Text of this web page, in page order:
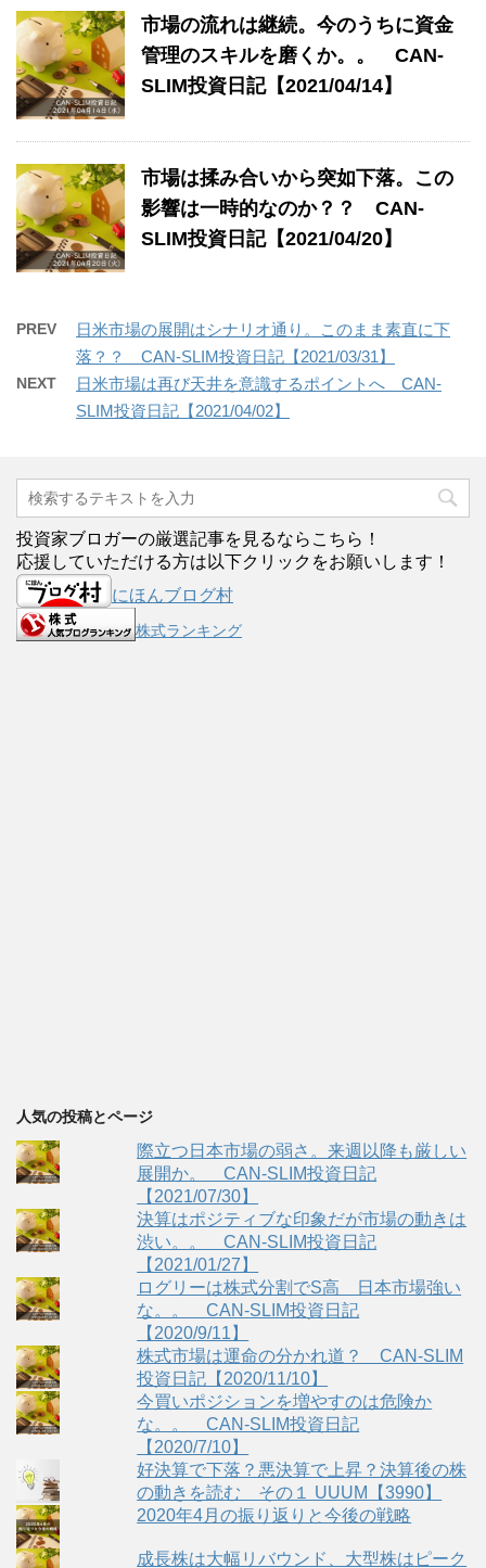
市場の流れは継続。今のうちに資金
管理のスキルを磨くか。。 CAN-
SLIM投資日記【2021/04/14】
市場は揉み合いから突如下落。この
影響は一時的なのか？？ CAN-
SLIM投資日記【2021/04/20】
PREV
日米市場の展開はシナリオ通り。このまま素直に下
落？？ CAN-SLIM投資日記【2021/03/31】
NEXT
日米市場は再び天井を意識するポイントへ CAN-
SLIM投資日記【2021/04/02】
投資家ブロガーの厳選記事を見るならこちら！
応援していただける方は以下クリックをお願いします！
にほんブログ村
株式ランキング
人気の投稿とページ
際立つ日本市場の弱さ。来週以降も厳しい
展開か。 CAN-SLIM投資日記
【2021/07/30】
決算はポジティブな印象だが市場の動きは
渋い。。 CAN-SLIM投資日記
【2021/01/27】
ログリーは株式分割でS高 日本市場強い
な。。 CAN-SLIM投資日記
【2020/9/11】
株式市場は運命の分かれ道？ CAN-SLIM
投資日記【2020/11/10】
今買いポジションを増やすのは危険か
な。。 CAN-SLIM投資日記
【2020/7/10】
好決算で下落？悪決算で上昇？決算後の株
の動きを読む その１ UUUM【3990】
2020年4月の振り返りと今後の戦略
成長株は大幅リバウンド、大型株はピーク